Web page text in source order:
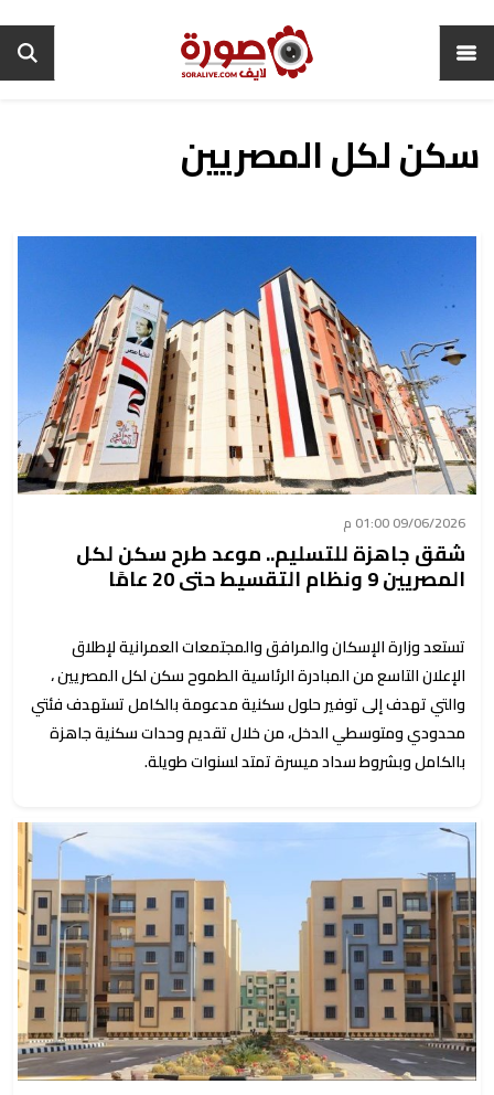
سكن لكل المصريين
09/06/2026 01:00 م
شقق جاهزة للتسليم.. موعد طرح سكن لكل
المصريين 9 ونظام التقسيط حتى 20 عامًا
تستعد وزارة الإسكان والمرافق والمجتمعات العمرانية لإطلاق
الإعلان التاسع من المبادرة الرئاسية الطموح سكن لكل المصريين ،
والتي تهدف إلى توفير حلول سكنية مدعومة بالكامل تستهدف فئتي
محدودي ومتوسطي الدخل، من خلال تقديم وحدات سكنية جاهزة
بالكامل وبشروط سداد ميسرة تمتد لسنوات طويلة.